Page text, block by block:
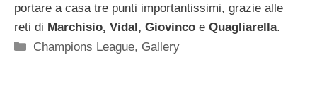
portare a casa tre punti importantissimi, grazie alle
reti di Marchisio, Vidal, Giovinco e Quagliarella.
Categorie
Champions League, Gallery